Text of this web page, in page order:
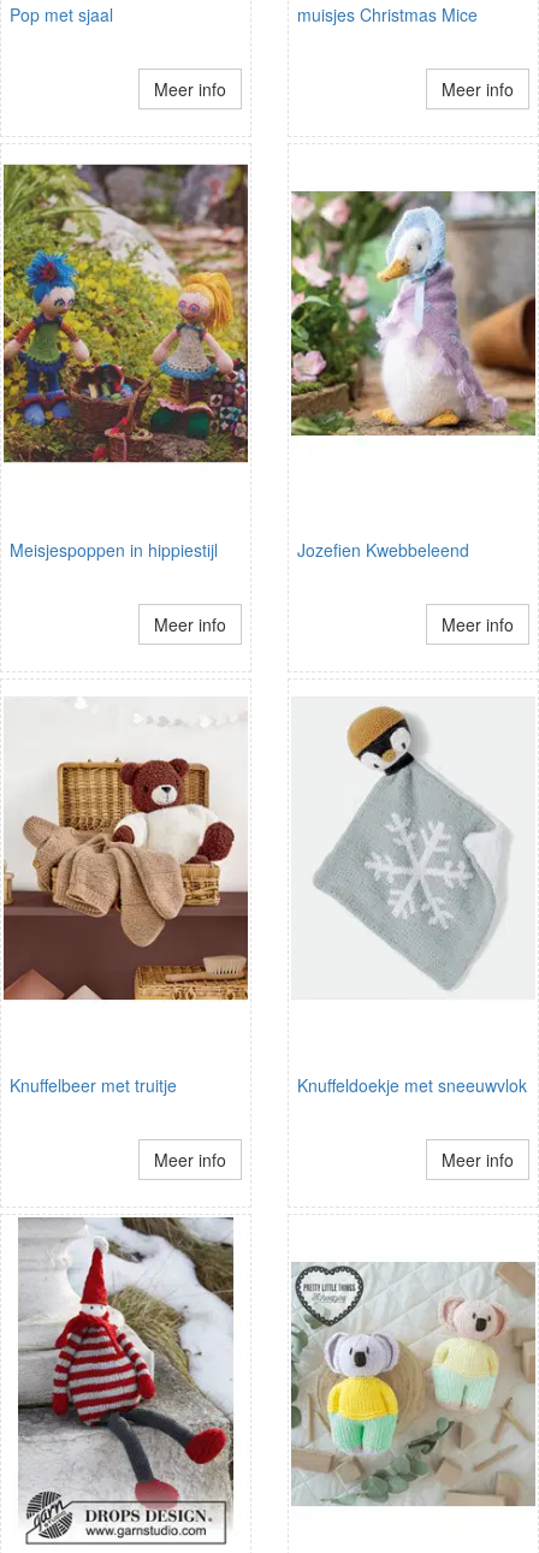
Pop met sjaal
Meer info
muisjes Christmas Mice
Meer info
Meisjespoppen in hippiestijl
Meer info
Jozefien Kwebbeleend
Meer info
Knuffelbeer met truitje
Meer info
Knuffeldoekje met sneeuwvlok
Meer info